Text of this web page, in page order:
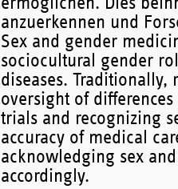
anzuerkennen und
Sex and gender
sociocultural gender
diseases.
oversight of
trials and recognizing
accuracy of medical
acknowledging sex
accordingly.